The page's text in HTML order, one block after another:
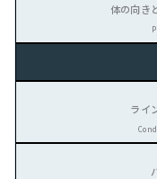
体の向き
ライ